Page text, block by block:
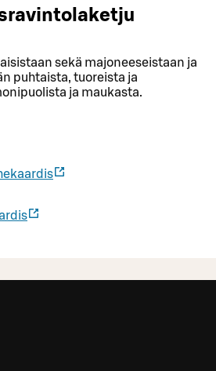
sekä majoneeseistaan ja
puhtaista, tuoreista ja
ja maukasta.